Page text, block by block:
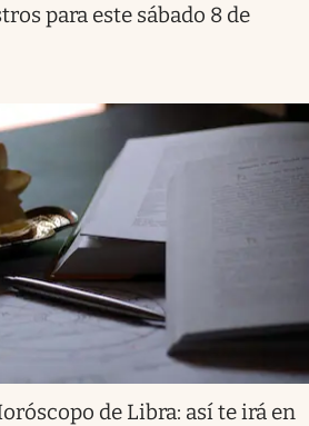
para este sábado 8 de
de Libra: así te irá en